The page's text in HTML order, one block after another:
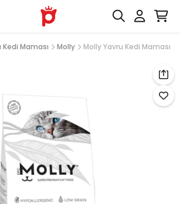
Kedi Maması Molly Molly Yavru Kedi Maması